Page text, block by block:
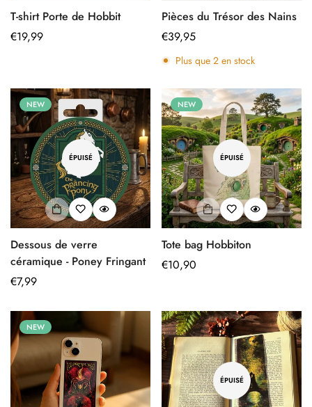
T-shirt Porte de Hobbit
Prix
€19,99
Pièces du Trésor des Nains
Prix
régulier
€39,95
Plus que 2 en stock
NEW
ÉPUISÉ
Dessous de verre
céramique - Poney Fringant
Prix
€7,99
NEW
ÉPUISÉ
Tote bag Hobbiton
Prix
€10,90
NEW
ÉPUISÉ